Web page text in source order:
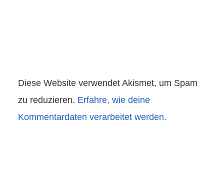
Diese Website verwendet Akismet, um Spam
zu reduzieren. Erfahre, wie deine
Kommentardaten verarbeitet werden.